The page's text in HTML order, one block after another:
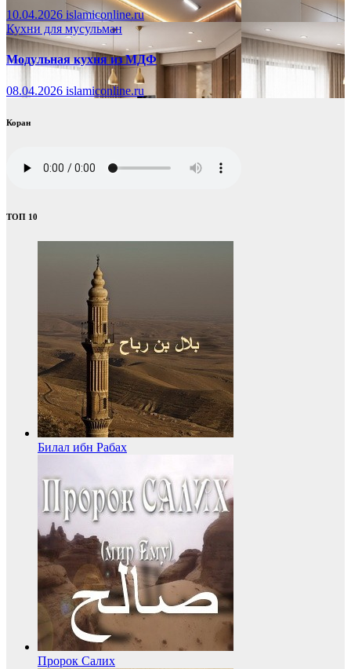
10.04.2026 islamiconline.ru
Кухни для мусульман
Модульная кухня из МДФ
08.04.2026 islamiconline.ru
Коран
ТОП 10
Билал ибн Рабах
Пророк Салих